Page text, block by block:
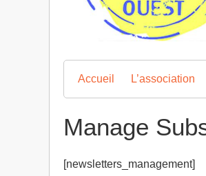
Accueil L’association
Manage
[newsletters_management]